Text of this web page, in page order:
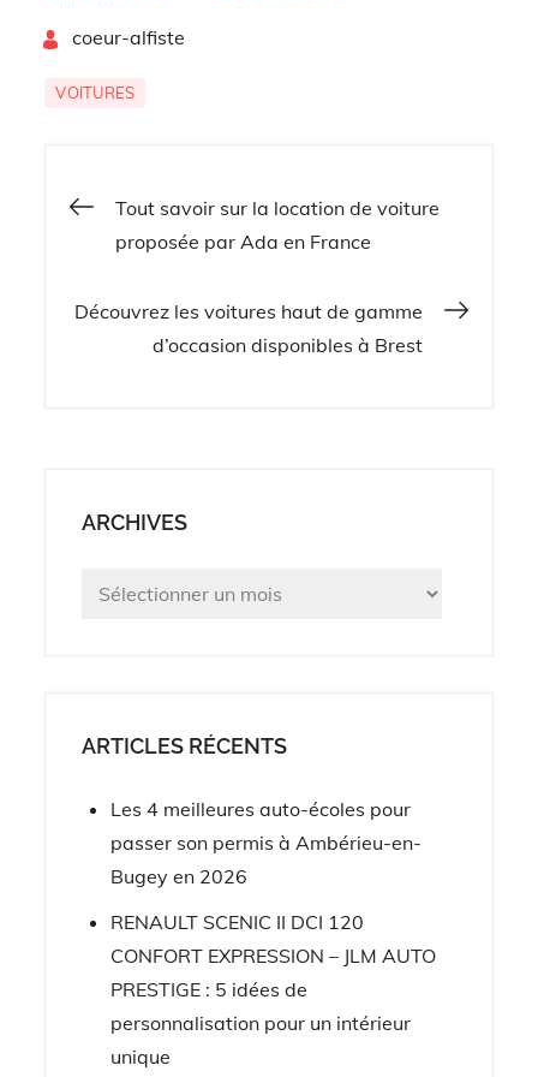
moteur HS
coeur-alfiste
VOITURES
Navigation
l’article
Tout savoir sur la location de voiture
proposée par Ada en France
Découvrez les voitures haut de gamme
d’occasion disponibles à Brest
ARCHIVES
Archives
ARTICLES RÉCENTS
Les 4 meilleures auto-écoles pour
passer son permis à Ambérieu-en-
Bugey en 2026
RENAULT SCENIC II DCI 120
CONFORT EXPRESSION – JLM AUTO
PRESTIGE : 5 idées de
personnalisation pour un intérieur
unique